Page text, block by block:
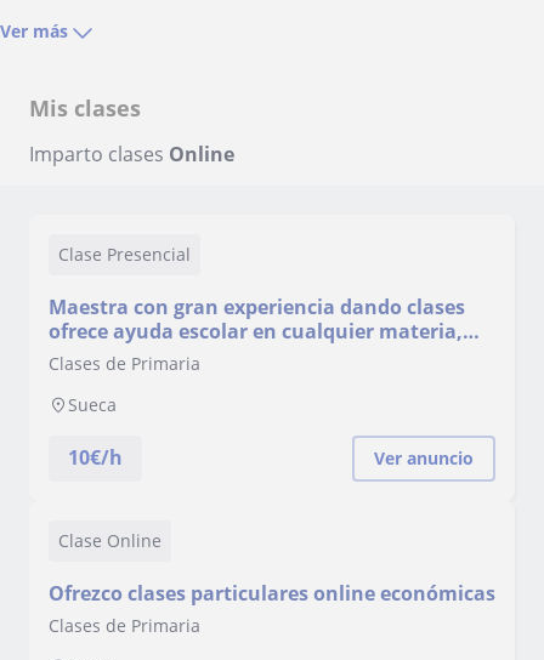
Ver más
Mis clases
Imparto clases Online
Clase Presencial
Maestra con gran experiencia dando clases
ofrece ayuda escolar en cualquier materia,
adaptando cada clase y metodología a cada
Clases de Primaria
Sueca
10€/h Ver anuncio
Clase Online
Ofrezco clases particulares online económicas
Clases de Primaria